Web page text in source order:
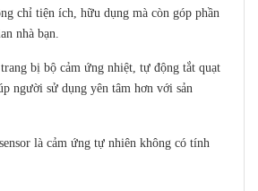
chỉ tiện ích, hữu dụng mà còn góp phần
nhà bạn.
bị bộ cảm ứng nhiệt, tự động tắt quạt
người sử dụng yên tâm hơn với sản
là cảm ứng tự nhiên không có tính